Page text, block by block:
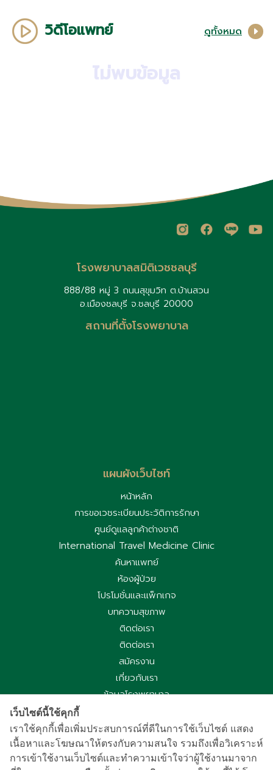
วิดีโอแพทย์ ดูทั้งหมด
ไม่พบข้อมูล
โรงพยาบาลสมิติเวชชลบุรี
888/88 หมู่ 3 ถนนสุขุมวิท ต.บ้านสวน
อ.เมืองชลบุรี จ.ชลบุรี 20000
สถานที่ตั้งโรงพยาบาล
แผนผังเว็บไซท์
หน้าหลัก
การขอเวชระเบียนประวัติการรักษา
ศูนย์ดูแลลูกค้าต่างชาติ
International Travel Medicine Clinic
ค้นหาแพทย์
ห้องผู้ป่วย
โปรโมชั่นและแพ็กเกจ
บทความสุขภาพ
ติดต่อเรา
ติดต่อเรา
สมัครงาน
เกี่ยวกับเรา
ข้อมูลโรงพยาบาล
นโยบายคุกกี้
ประกาศความเป็นส่วนตัวการใช้กล้องวงจรปิด
国际病人服务中心
เว็บไซต์นี้ใช้คุกกี้
เราใช้คุกกี้เพื่อเพิ่มประสบการณ์ที่ดีในการใช้เว็บไซต์ แสดง
เนื้อหาและโฆษณาให้ตรงกับความสนใจ รวมถึงเพื่อวิเคราะห์
การเข้าใช้งานเว็บไซต์และทำความเข้าใจว่าผู้ใช้งานมาจาก